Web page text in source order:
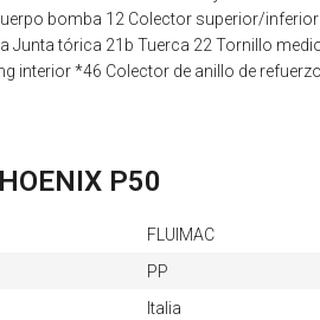
bomba 12 Colector superior/
tórica 21b Tuerca 22 Tornillo
interior *46 Colector de anillo de
P50
FLUIMAC
PP
Italia